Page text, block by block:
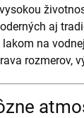
aj
na
rozmerov,